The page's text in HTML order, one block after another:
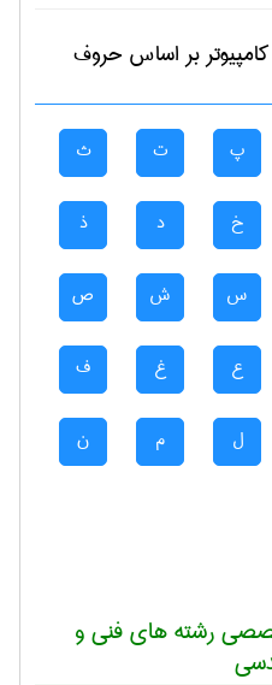
بر اساس حروف
پ ت ث
خ د ذ
س ش ص
ع غ ف
ل م ن
رشته های فنی و